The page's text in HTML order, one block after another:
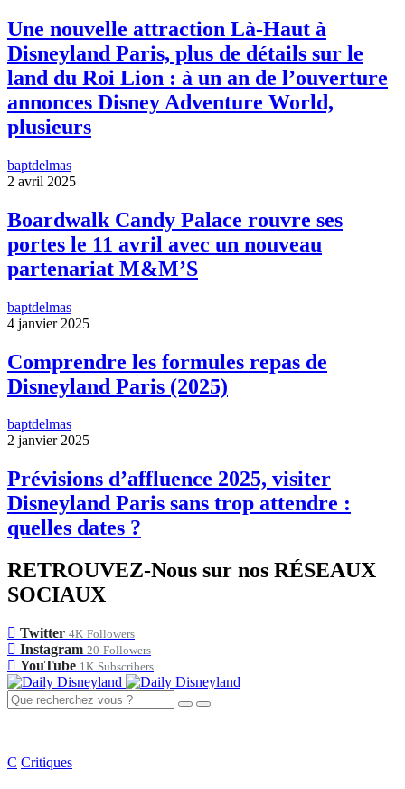
Une nouvelle attraction Là-Haut à
Disneyland Paris, plus de détails sur le
land du Roi Lion : à un an de l’ouverture
annonces Disney Adventure World,
plusieurs
baptdelmas
2 avril 2025
Boardwalk Candy Palace rouvre ses
portes le 11 avril avec un nouveau
partenariat M&M’S
baptdelmas
4 janvier 2025
Comprendre les formules repas de
Disneyland Paris (2025)
baptdelmas
2 janvier 2025
Prévisions d’affluence 2025, visiter
Disneyland Paris sans trop attendre :
quelles dates ?
RETROUVEZ-Nous sur nos RÉSEAUX
SOCIAUX
Twitter 4K Followers
Instagram 20 Followers
YouTube 1K Subscribers
C Critiques